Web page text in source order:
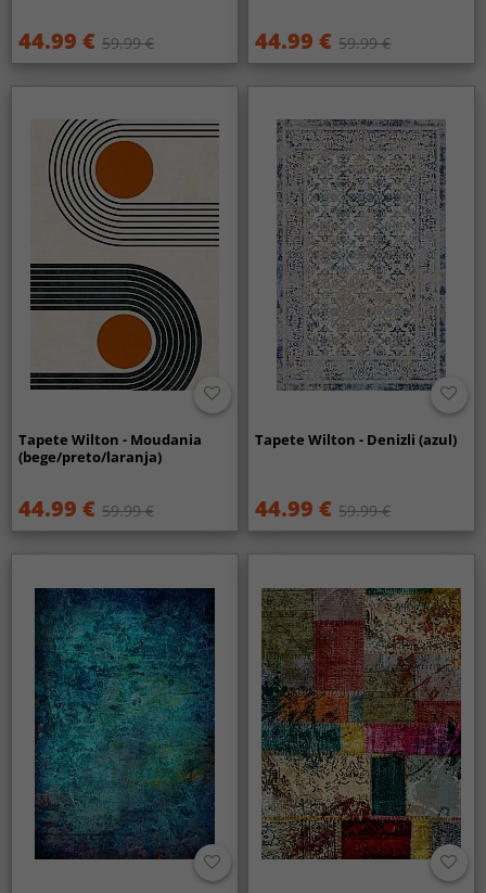
44.99 € 59.99 € 44.99 € 59.99 €
Tapete Wilton - Moudania
(bege/preto/laranja)
44.99 € 59.99 €
Tapete Wilton - Denizli (azul)
44.99 € 59.99 €